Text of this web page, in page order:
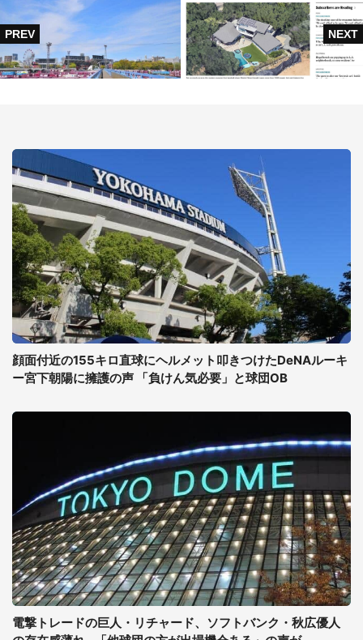
顔面付近の155キロ直球にヘルメット叩きつけたDeNAルーキ
ー宮下朝陽に擁護の声 「負けん気必要」と球団OB
電撃トレードの巨人・リチャード、ソフトバンク・秋広優人